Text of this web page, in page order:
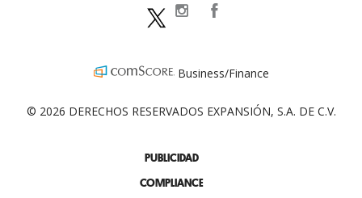
PUBLICIDAD
COMPLIANCE
expansionpolitica
Business/Finance
© 2026 DERECHOS RESERVADOS EXPANSIÓN, S.A. DE C.V.